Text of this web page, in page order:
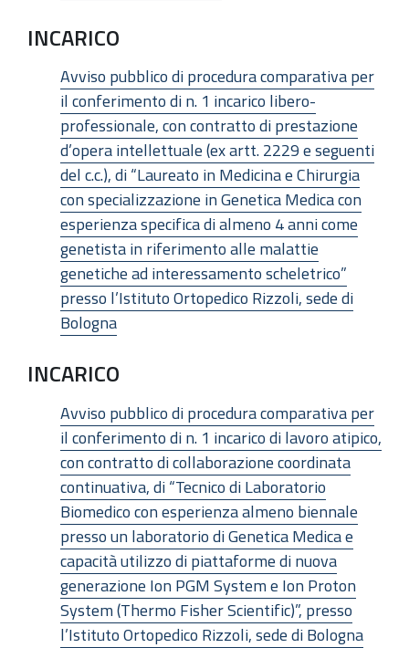
INCARICO
Avviso pubblico di procedura comparativa per
il conferimento di n. 1 incarico libero-
professionale, con contratto di prestazione
d’opera intellettuale (ex artt. 2229 e seguenti
del c.c.), di “Laureato in Medicina e Chirurgia
con specializzazione in Genetica Medica con
esperienza specifica di almeno 4 anni come
genetista in riferimento alle malattie
genetiche ad interessamento scheletrico”
presso l’Istituto Ortopedico Rizzoli, sede di
Bologna
INCARICO
Avviso pubblico di procedura comparativa per
il conferimento di n. 1 incarico di lavoro atipico,
con contratto di collaborazione coordinata
continuativa, di “Tecnico di Laboratorio
Biomedico con esperienza almeno biennale
presso un laboratorio di Genetica Medica e
capacità utilizzo di piattaforme di nuova
generazione Ion PGM System e Ion Proton
System (Thermo Fisher Scientific)”, presso
l’Istituto Ortopedico Rizzoli, sede di Bologna